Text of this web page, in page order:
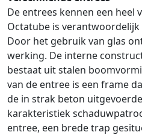
De entrees kennen een heel
Octatube is
Door het gebruik van glas
werking. De interne
bestaat uit stalen
van de entree is een frame
de in strak beton
karakteristiek
entree, een brede trap